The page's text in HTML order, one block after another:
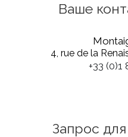
Ваше
4, rue de la
+33 (0)1
Запрос